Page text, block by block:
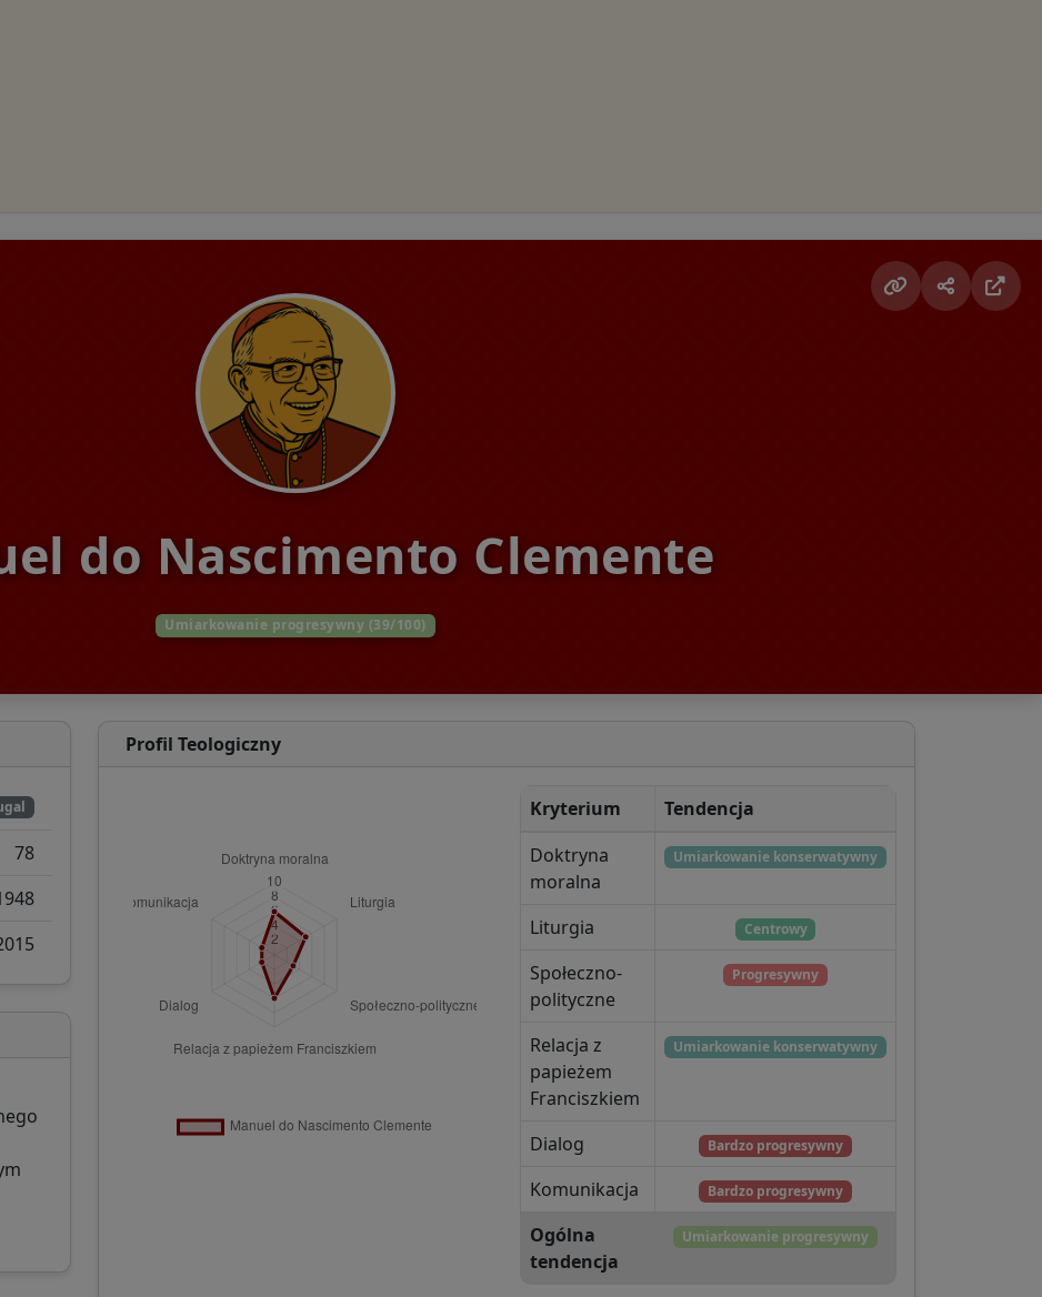
do Nascimento Clemente
Umiarkowanie progresywny (39/100)
78
Profil Teologiczny
Kryterium
Tendencja
Doktryna
moralna
Umiarkowanie konserwatywny
Liturgia Centrowy
Społeczno-
polityczne
Progresywny
Relacja z
papieżem
Franciszkiem
Umiarkowanie konserwatywny
Dialog Bardzo progresywny
Komunikacja Bardzo progresywny
Ogólna
tendencja
Umiarkowanie progresywny